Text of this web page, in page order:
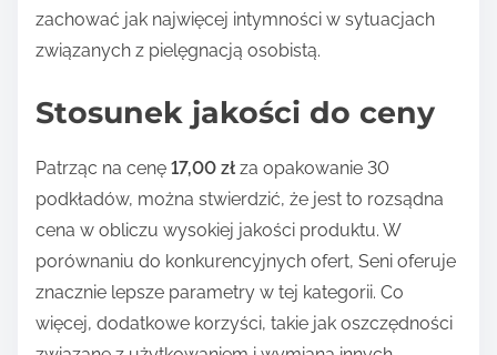
zachować jak najwięcej intymności w sytuacjach
związanych z pielęgnacją osobistą.
Stosunek jakości do ceny
Patrząc na cenę 17,00 zł za opakowanie 30
podkładów, można stwierdzić, że jest to rozsądna
cena w obliczu wysokiej jakości produktu. W
porównaniu do konkurencyjnych ofert, Seni oferuje
znacznie lepsze parametry w tej kategorii. Co
więcej, dodatkowe korzyści, takie jak oszczędności